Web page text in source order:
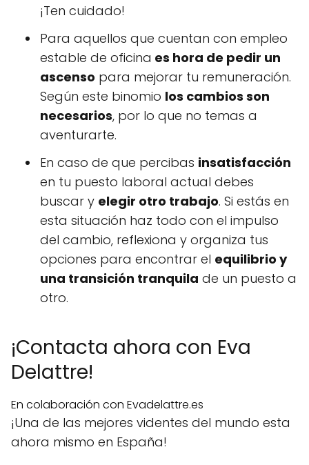
¡Ten cuidado!
Para aquellos que cuentan con empleo
estable de oficina es hora de pedir un
ascenso para mejorar tu remuneración.
Según este binomio los cambios son
necesarios, por lo que no temas a
aventurarte.
En caso de que percibas insatisfacción
en tu puesto laboral actual debes
buscar y elegir otro trabajo. Si estás en
esta situación haz todo con el impulso
del cambio, reflexiona y organiza tus
opciones para encontrar el equilibrio y
una transición tranquila de un puesto a
otro.
¡Contacta ahora con Eva
Delattre!
En colaboración con Evadelattre.es
¡Una de las mejores videntes del mundo esta
ahora mismo en España!